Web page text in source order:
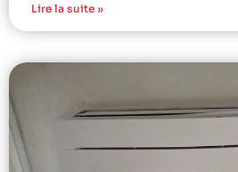
Lire la suite »